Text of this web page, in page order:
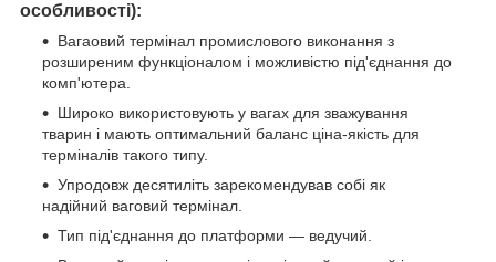
особливості):
Вагаовий термінал промислового виконання з
розширеним функціоналом і можливістю під'єднання до
комп'ютера.
Широко використовують у вагах для зважування
тварин і мають оптимальний баланс ціна-якість для
терміналів такого типу.
Упродовж десятиліть зарекомендував собі як
надійний ваговий термінал.
Тип під'єднання до платформи — ведучий.